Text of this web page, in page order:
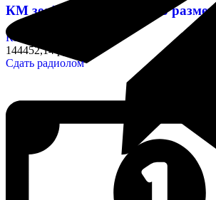
КМ зелёные (Н30) любого размера
Конденсаторы
144452,14 руб/кг
Сдать радиолом